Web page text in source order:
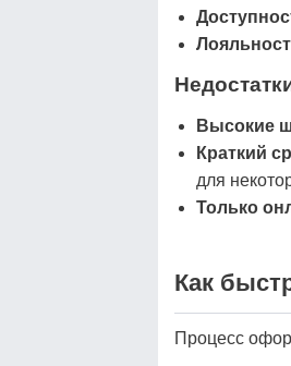
Высокие
Краткий
для
Только
Как
Процесс